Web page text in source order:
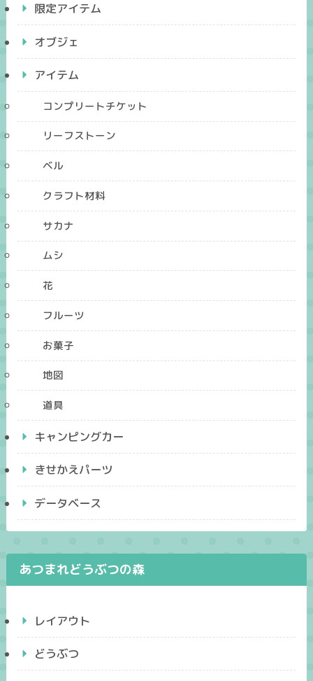
限定アイテム
オブジェ
アイテム
コンプリートチケット
リーフストーン
ベル
クラフト材料
サカナ
ムシ
花
フルーツ
お菓子
地図
道具
キャンピングカー
きせかえパーツ
データベース
あつまれどうぶつの森
レイアウト
どうぶつ